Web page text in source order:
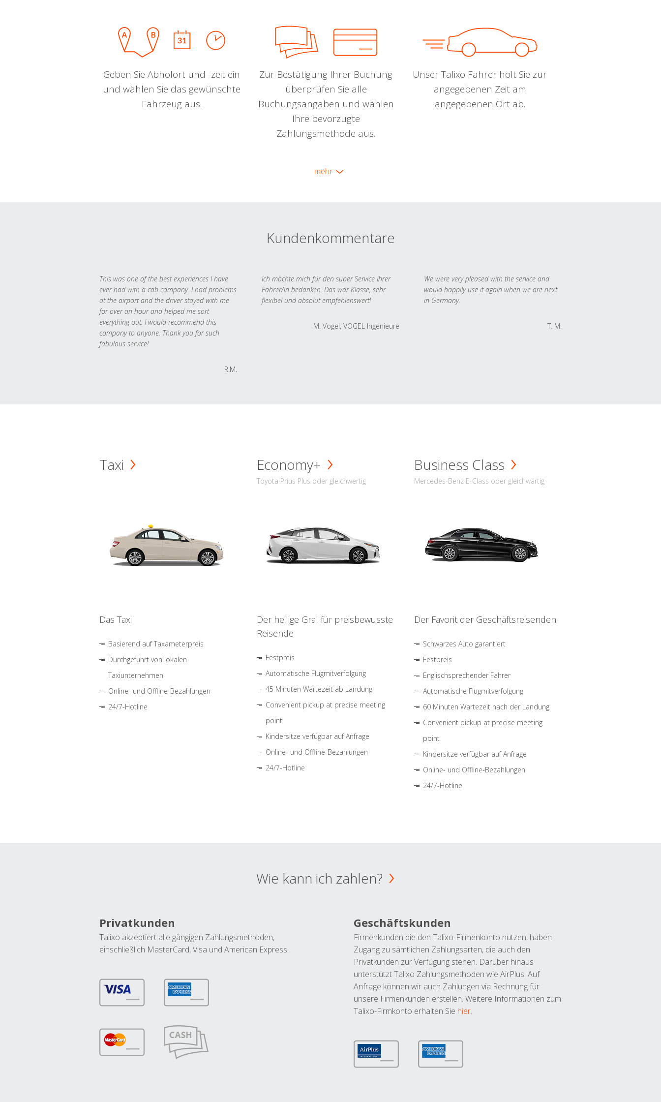
Geben Sie Abholort und -zeit ein
und wählen Sie das gewünschte
Fahrzeug aus.
Zur Bestätigung Ihrer Buchung
überprüfen Sie alle
Buchungsangaben und wählen
Ihre bevorzugte
Zahlungsmethode aus.
Unser Talixo Fahrer holt Sie zur
angegebenen Zeit am
angegebenen Ort ab.
mehr
Kundenkommentare
This was one of the best experiences I have
ever had with a cab company. I had problems
at the airport and the driver stayed with me
for over an hour and helped me sort
everything out. I would recommend this
company to anyone. Thank you for such
fabulous service!
R.M.
Ich möchte mich für den super Service Ihrer
Fahrer/in bedanken. Das war Klasse, sehr
flexibel und absolut empfehlenswert!
M. Vogel, VOGEL Ingenieure
We were very pleased with the service and
would happily use it again when we are next
in Germany.
T. M.
Taxi
Das Taxi
Basierend auf Taxameterpreis
Durchgeführt von lokalen
Taxiunternehmen
Online- und Offline-Bezahlungen
24/7-Hotline
Economy+
Toyota Prius Plus oder gleichwertig
Der heilige Gral für preisbewusste
Reisende
Festpreis
Automatische Flugmitverfolgung
45 Minuten Wartezeit ab Landung
Convenient pickup at precise meeting
point
Kindersitze verfügbar auf Anfrage
Online- und Offline-Bezahlungen
24/7-Hotline
Business Class
Mercedes-Benz E-Class oder gleichwärtig
Der Favorit der Geschäftsreisenden
Schwarzes Auto garantiert
Festpreis
Englischsprechender Fahrer
Automatische Flugmitverfolgung
60 Minuten Wartezeit nach der Landung
Convenient pickup at precise meeting
point
Kindersitze verfügbar auf Anfrage
Online- und Offline-Bezahlungen
24/7-Hotline
Wie kann ich zahlen?
Privatkunden
Talixo akzeptiert alle gängigen Zahlungsmethoden,
einschließlich MasterCard, Visa und American Express.
Geschäftskunden
Firmenkunden die den Talixo-Firmenkonto nutzen, haben
Zugang zu sämtlichen Zahlungsarten, die auch den
Privatkunden zur Verfügung stehen. Darüber hinaus
unterstützt Talixo Zahlungsmethoden wie AirPlus. Auf
Anfrage können wir auch Zahlungen via Rechnung für
unsere Firmenkunden erstellen. Weitere Informationen zum
Talixo-Firmkonto erhalten Sie hier.